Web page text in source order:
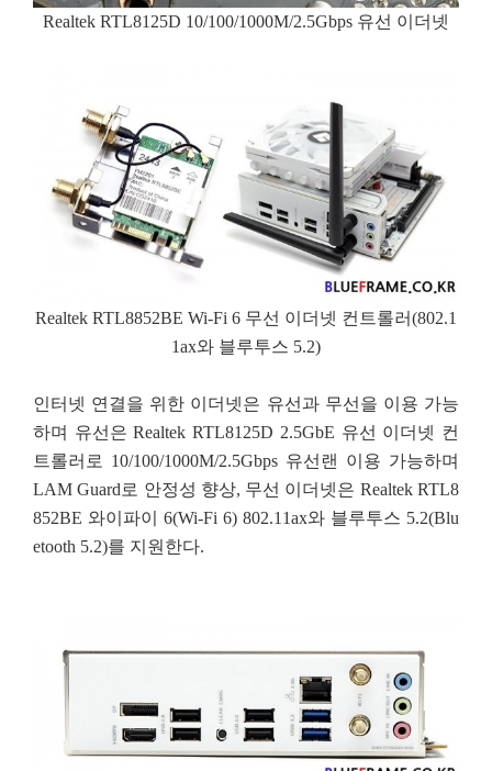
Realtek RTL8125D 10/100/1000M/2.5Gbps 유선 이더넷
Realtek RTL8852BE Wi-Fi 6 무선 이더넷 컨트롤러(802.1
1ax와 블루투스 5.2)
인터넷 연결을 위한 이더넷은 유선과 무선을 이용 가능
하며 유선은 Realtek RTL8125D 2.5GbE 유선 이더넷 컨
트롤러로 10/100/1000M/2.5Gbps 유선랜 이용 가능하며
LAM Guard로 안정성 향상, 무선 이더넷은 Realtek RTL8
852BE 와이파이 6(Wi-Fi 6) 802.11ax와 블루투스 5.2(Blu
etooth 5.2)를 지원한다.